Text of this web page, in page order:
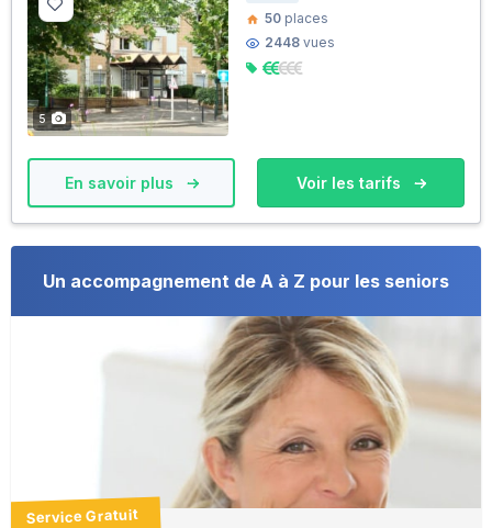
5
50 places
2448 vues
En savoir plus Voir les tarifs
Un accompagnement de A à Z pour les seniors
Service Gratuit